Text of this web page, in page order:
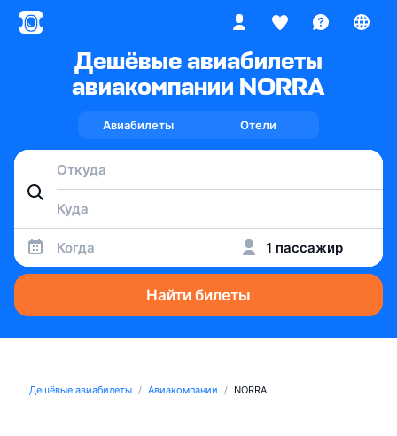
Дешёвые авиабилеты
авиакомпании NORRA
Авиабилеты Отели
Когда 1 пассажир
Найти билеты
Дешёвые авиабилеты Авиакомпании NORRA